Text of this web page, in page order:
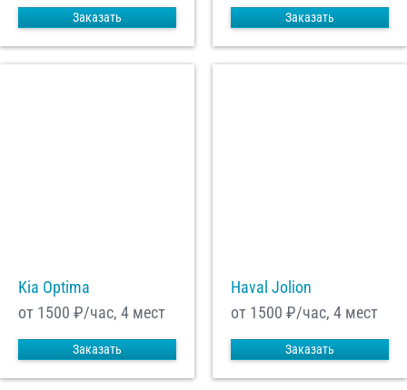
Заказать Заказать
Kia Optima
от 1500 ₽/час, 4 мест
Заказать
Haval Jolion
от 1500 ₽/час, 4 мест
Заказать